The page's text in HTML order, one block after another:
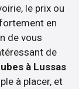
le prix ou
en
de vous
de
à Lussas
à placer, et